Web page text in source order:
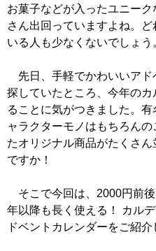
お菓子などが入ったユニーク
さん出回っていますよね。
いる人も少なくないでしょう
先日、手軽でかわいいアド
探していたところ、今年の
ることに気がつきました。
ャラクターモノはもちろん
たオリジナル商品がたくさ
ですか！
そこで今回は、2000円前
年以降も長く使える！ カル
ドベントカレンダーをご紹介